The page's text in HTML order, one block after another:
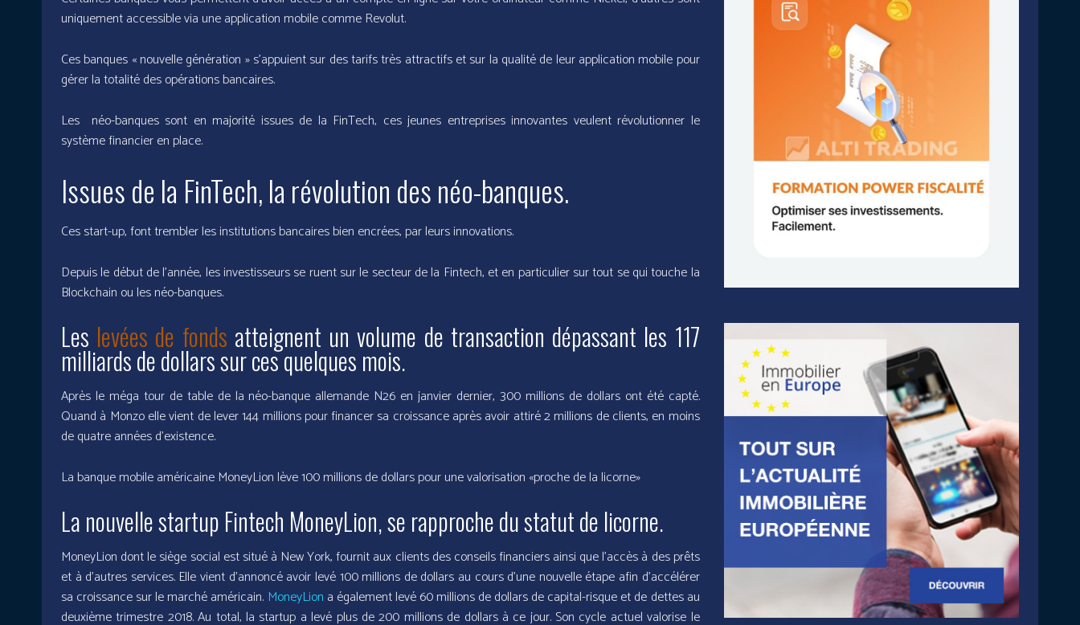
uniquement accessible via une application mobile comme Revolut.
Ces banques « nouvelle génération » s’appuient sur des tarifs très attractifs et sur la qualité de leur application mobile pour
gérer la totalité des opérations bancaires.
Les néo-banques sont en majorité issues de la FinTech, ces jeunes entreprises innovantes veulent révolutionner le
système financier en place.
Issues de la FinTech, la révolution des néo-banques.
Ces start-up, font trembler les institutions bancaires bien encrées, par leurs innovations.
Depuis le début de l’année, les investisseurs se ruent sur le secteur de la Fintech, et en particulier sur tout se qui touche la
Blockchain ou les néo-banques.
Les levées de fonds atteignent un volume de transaction dépassant les 117
milliards de dollars sur ces quelques mois.
Après le méga tour de table de la néo-banque allemande N26 en janvier dernier, 300 millions de dollars ont été capté.
Quand à Monzo elle vient de lever 144 millions pour financer sa croissance après avoir attiré 2 millions de clients, en moins
de quatre années d’existence.
La banque mobile américaine MoneyLion lève 100 millions de dollars pour une valorisation «proche de la licorne»
La nouvelle startup Fintech MoneyLion, se rapproche du statut de licorne.
MoneyLion dont le siège social est situé à New York, fournit aux clients des conseils financiers ainsi que l’accès à des prêts
et à d’autres services. Elle vient d’annoncé avoir levé 100 millions de dollars au cours d’une nouvelle étape afin d’accélérer
sa croissance sur le marché américain. MoneyLion a également levé 60 millions de dollars de capital-risque et de dettes au
deuxième trimestre 2018. Au total, la startup a levé plus de 200 millions de dollars à ce jour. Son cycle actuel valorise le